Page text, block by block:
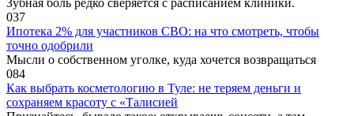
037
Ипотека 2% для участников СВО: на что смотреть, чтобы
точно одобрили
Мысли о собственном уголке, куда хочется возвращаться
084
Как выбрать косметологию в Туле: не теряем деньги и
сохраняем красоту с «Талисией